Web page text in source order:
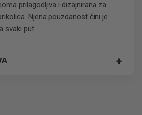
prilagodljiva i dizajnirana za
Njena pouzdanost čini je
svaki put.
+